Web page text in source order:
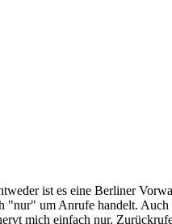
ist es eine Berliner
"nur" um Anrufe handelt.
mich einfach nur.